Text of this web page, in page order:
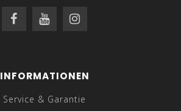
INFORMATIONEN
Service & Garantie